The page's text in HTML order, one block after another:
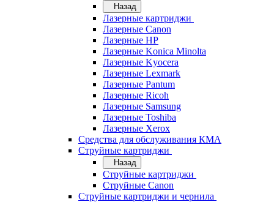
Назад
Лазерные картриджи
Лазерные Canon
Лазерные HP
Лазерные Konica Minolta
Лазерные Kyocera
Лазерные Lexmark
Лазерные Pantum
Лазерные Ricoh
Лазерные Samsung
Лазерные Toshiba
Лазерные Xerox
Средства для обслуживания КМА
Струйные картриджи
Назад
Струйные картриджи
Струйные Canon
Струйные картриджи и чернила